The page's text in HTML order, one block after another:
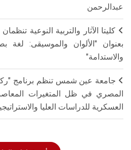
عبدالرحمن
كليتا الآثار والتربية النوعية
بعنوان "الألوان والموسيقى: لغة
والاستدامة"
جامعة عين شمس تنظم برنامج
المصري في ظل المتغيرات
العسكرية للدراسات العليا